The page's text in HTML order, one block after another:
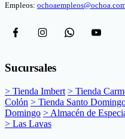
Empleos:
Sucursales
> Tienda Imbert > Tienda
Colón > Tienda Santo
Domingo > Almacén de
> Las Lavas